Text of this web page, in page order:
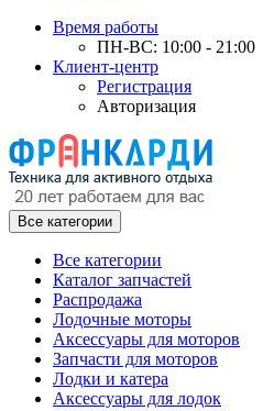
Время работы
ПН-ВС: 10:00 - 21:00
Клиент-центр
Регистрация
Авторизация
Все категории
Все категории
Каталог запчастей
Распродажа
Лодочные моторы
Аксессуары для моторов
Запчасти для моторов
Лодки и катера
Аксессуары для лодок